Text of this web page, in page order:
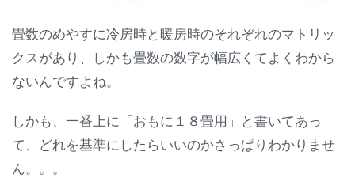
畳数のめやすに冷房時と暖房時のそれぞれのマトリッ
クスがあり、しかも畳数の数字が幅広くてよくわから
ないんですよね。
しかも、一番上に「おもに１８畳用」と書いてあっ
て、どれを基準にしたらいいのかさっぱりわかりませ
ん。。。